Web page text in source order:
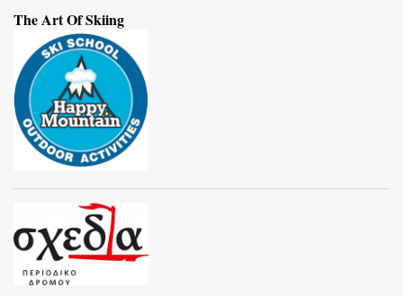
The Art Of Skiing